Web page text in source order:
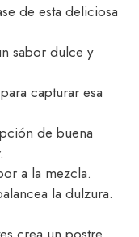
de esta deliciosa
sabor dulce y
capturar esa
de buena
a la mezcla.
la dulzura.